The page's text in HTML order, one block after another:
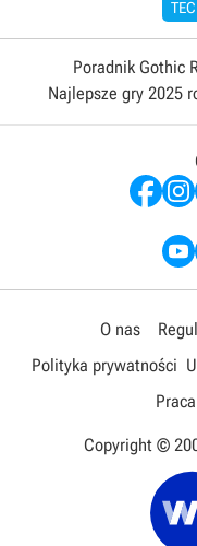
Poradnik Gothic
Najlepsze gry 2025
O nas
Polityka prywatności
Praca
Copyright ©